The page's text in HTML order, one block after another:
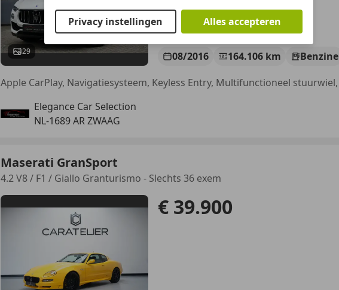
29 08/2016 164.106 km Benzine
Elegance Car Selection
NL-1689 AR ZWAAG
Maserati GranSport
4.2 V8 / F1 / Giallo Granturismo - Slechts 36 exem
€ 39.900
Privacy instellingen Alles accepteren